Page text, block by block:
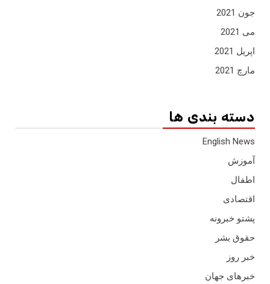
جون 2021
می 2021
اپریل 2021
مارچ 2021
دسته بندی ها
English News
آموزش
اطفال
اقتصادی
پشتو خبرونه
حقوق بشر
خبر روز
خبرهای جهان